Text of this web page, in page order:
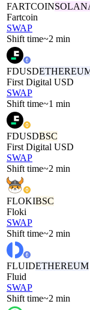
FARTCOIN
Fartcoin
SWAP
Shift time~2 min
FDUSD
First Digital USD
SWAP
Shift time~1 min
FDUSDBSC
First Digital USD
SWAP
Shift time~2 min
FLOKIBSC
Floki
SWAP
Shift time~2 min
FLUIDETHEREUM
Fluid
SWAP
Shift time~2 min